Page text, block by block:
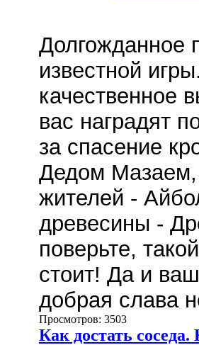
Долгожданное
известной
качественное
вас наградят
за спасение
Дедом Мазаем,
жителей -
древесины -
поверьте,
стоит! Да и
добрая слава
Просмотров: 3503
Как достать